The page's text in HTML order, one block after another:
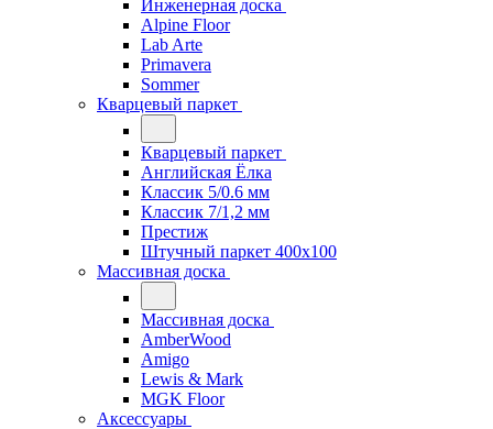
Инженерная доска
Alpine Floor
Lab Arte
Primavera
Sommer
Кварцевый паркет
Кварцевый паркет
Английская Ёлка
Классик 5/0.6 мм
Классик 7/1,2 мм
Престиж
Штучный паркет 400x100
Массивная доска
Массивная доска
AmberWood
Amigo
Lewis & Mark
MGK Floor
Аксессуары